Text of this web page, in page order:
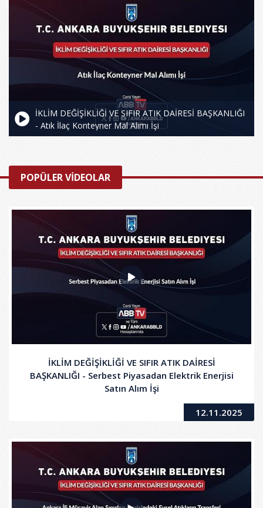
İKLİM DEĞİŞİKLİĞİ VE SIFIR ATIK DAİRESİ BAŞKANLIĞI
- Atık İlaç Konteyner Mal Alımı İşi
POPÜLER VİDEOLAR
İKLİM DEĞİŞİKLİĞİ VE SIFIR ATIK DAİRESİ
BAŞKANLIĞI - Serbest Piyasadan Elektrik Enerjisi
Satın Alım İşi
12.11.2025